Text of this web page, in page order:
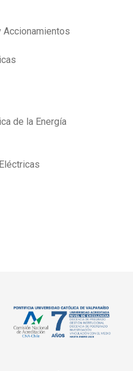
Accionamientos
de la Energía